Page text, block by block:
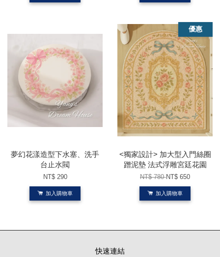
夢幻花漾造型下水塞、洗手
台止水閥
NT$ 290
加入購物車
優惠
<獨家設計> 加大型入門絲圈
蹭泥墊 法式浮雕宮廷花園
NT$ 780NT$ 650
加入購物車
快速連結